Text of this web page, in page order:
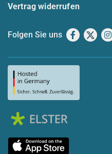
Vertrag widerrufen
Folgen Sie uns Facebook
X